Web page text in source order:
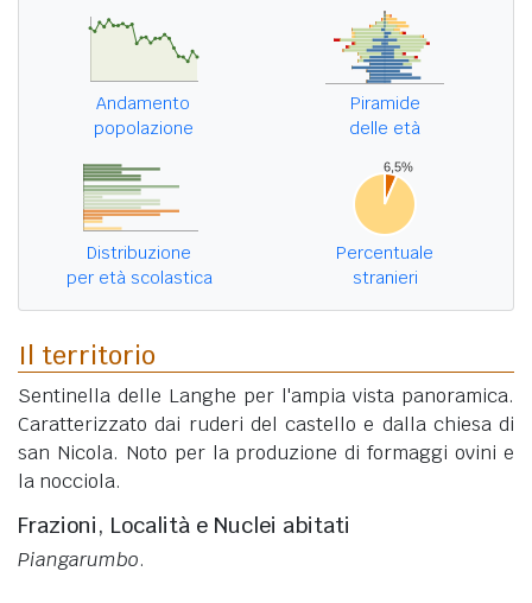
Andamento
popolazione
Piramide
delle età
Distribuzione
per età scolastica
Percentuale
stranieri
Il territorio
Sentinella delle Langhe per l'ampia vista panoramica.
Caratterizzato dai ruderi del castello e dalla chiesa di
san Nicola. Noto per la produzione di formaggi ovini e
la nocciola.
Frazioni, Località e Nuclei abitati
Piangarumbo.